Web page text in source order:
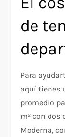
de
Para
aquí tienes
promedio
m² con dos
Moderna,